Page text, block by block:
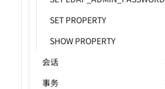
SET PROPERTY
SHOW PROPERTY
会话
事务